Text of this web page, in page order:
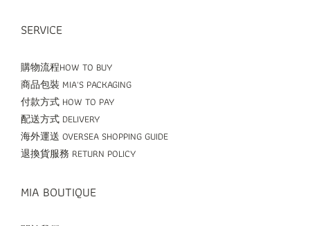
SERVICE
購物流程HOW TO BUY
商品包裝 MIA'S PACKAGING
付款方式 HOW TO PAY
配送方式 DELIVERY
海外運送 OVERSEA SHOPPING GUIDE
退換貨服務 RETURN POLICY
MIA BOUTIQUE